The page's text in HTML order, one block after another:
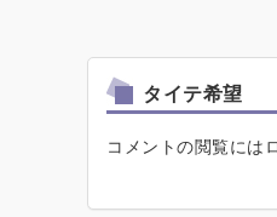
タイテ希望
コメントの閲覧には